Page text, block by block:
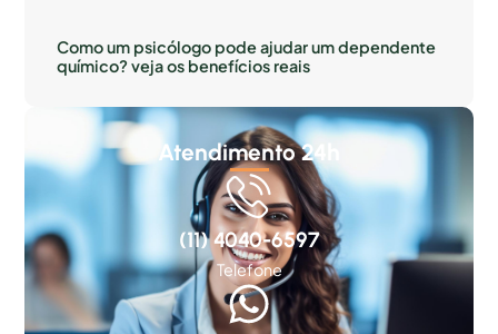
Como um psicólogo pode ajudar um dependente
químico? veja os benefícios reais
Atendimento 24h
(11) 4040-6597
Telefone